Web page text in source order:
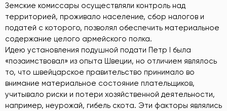
Земские комиссары осуществляли контроль над
территорией, проживало население, сбор налогов и
податей с которого, позволял обеспечить материальное
содержание целого армейского полка.
Идею установления подушной подати Петр I была
«позаимствовал» из опыта Швеции, но отличием являлось
то, что швейцарское правительство принимало во
внимание материальное состояние плательщиков,
учитывало риски и потери хозяйственной деятельности,
например, неурожай, гибель скота. Эти факторы являлись